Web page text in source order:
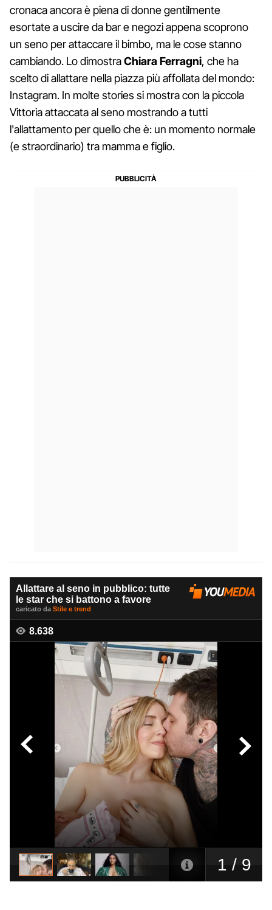
cronaca ancora è piena di donne gentilmente
esortate a uscire da bar e negozi appena scoprono
un seno per attaccare il bimbo, ma le cose stanno
cambiando. Lo dimostraChiara Ferragni, che ha
scelto di allattare nella piazza più affollata del mondo:
Instagram. In molte stories si mostra con la piccola
Vittoria attaccata al seno mostrando a tutti
l'allattamento per quello che è: un momento normale
(e straordinario) tra mamma e figlio.